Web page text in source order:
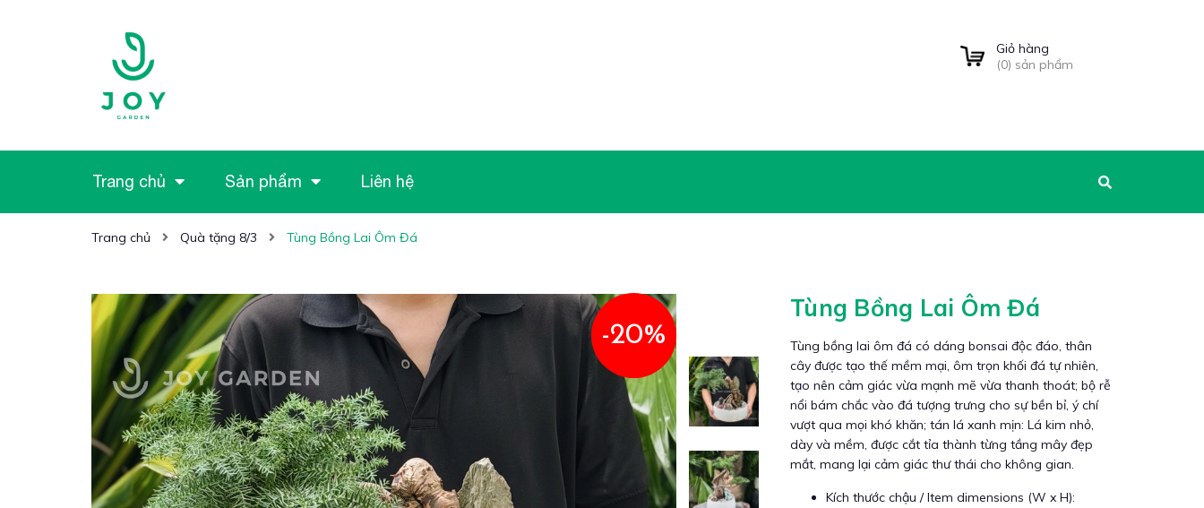
Giỏ hàng
(0) sản phẩm
Trang chủ Sản phẩm Liên hệ
Trang chủ Quà tặng 8/3 Tùng Bồng Lai Ôm Đá
-20%
Tùng Bồng Lai Ôm Đá
Tùng bồng lai ôm đá có dáng bonsai độc đáo, thân
cây được tạo thế mềm mại, ôm trọn khối đá tự nhiên,
tạo nên cảm giác vừa mạnh mẽ vừa thanh thoát; bộ rễ
nổi bám chắc vào đá tượng trưng cho sự bền bỉ, ý chí
vượt qua mọi khó khăn; tán lá xanh mịn: Lá kim nhỏ,
dày và mềm, được cắt tỉa thành từng tầng mây đẹp
mắt, mang lại cảm giác thư thái cho không gian.
Kích thước chậu / Item dimensions (W x H):